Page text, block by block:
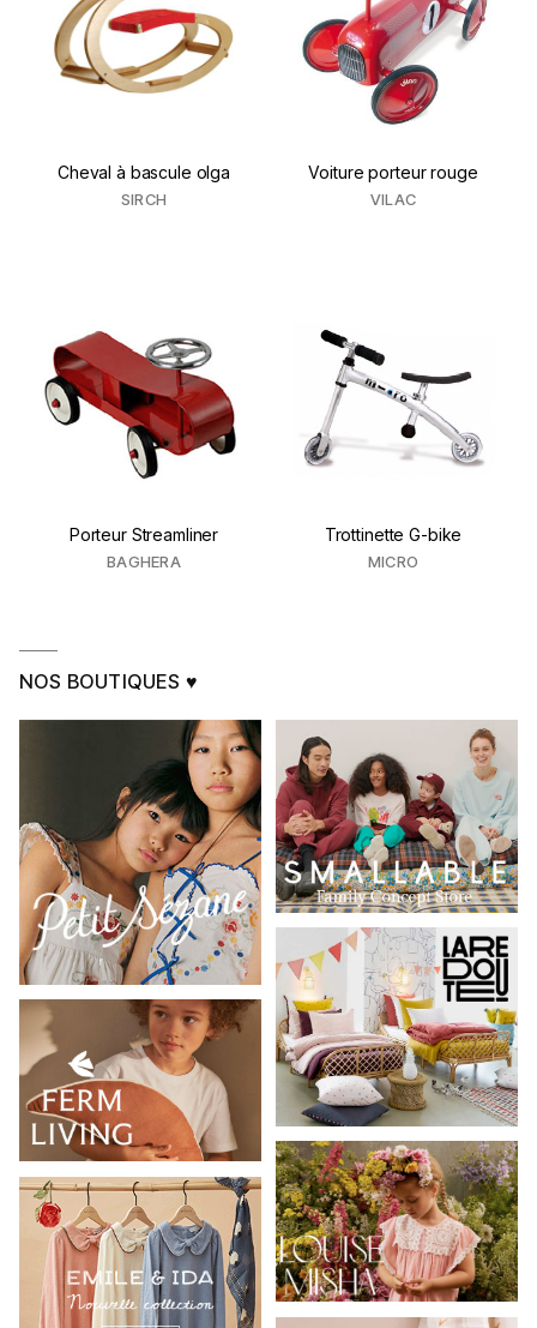
Cheval à bascule olga
SIRCH
Voiture porteur rouge
VILAC
Porteur Streamliner
BAGHERA
Trottinette G-bike
MICRO
NOS BOUTIQUES ♥